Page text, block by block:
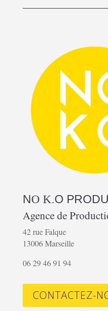
NO K.O
Agence de
42 rue Falque
13006 Marseille
06 29 46 91 94
CONTACTEZ-